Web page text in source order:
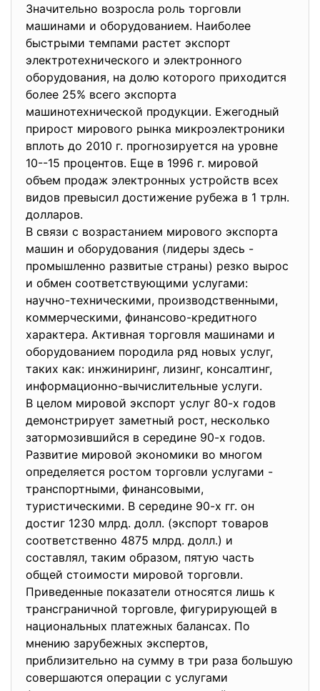
Значительно возросла роль торговли
машинами и оборудованием. Наиболее
быстрыми темпами растет экспорт
электротехнического и электронного
оборудования, на долю которого приходится
более 25% всего экспорта
машинотехнической продукции. Ежегодный
прирост мирового рынка микроэлектроники
вплоть до 2010 г. прогнозируется на уровне
10--15 процентов. Еще в 1996 г. мировой
объем продаж электронных устройств всех
видов превысил достижение рубежа в 1 трлн.
долларов.
В связи с возрастанием мирового экспорта
машин и оборудования (лидеры здесь -
промышленно развитые страны) резко вырос
и обмен соответствующими услугами:
научно-техническими, производственными,
коммерческими, финансово-кредитного
характера. Активная торговля машинами и
оборудованием породила ряд новых услуг,
таких как: инжиниринг, лизинг, консалтинг,
информационно-вычислительные услуги.
В целом мировой экспорт услуг 80-х годов
демонстрирует заметный рост, несколько
затормозившийся в середине 90-х годов.
Развитие мировой экономики во многом
определяется ростом торговли услугами -
транспортными, финансовыми,
туристическими. В середине 90-х гг. он
достиг 1230 млрд. долл. (экспорт товаров
соответственно 4875 млрд. долл.) и
составлял, таким образом, пятую часть
общей стоимости мировой торговли.
Приведенные показатели относятся лишь к
трансграничной торговле, фигурирующей в
национальных платежных балансах. По
мнению зарубежных экспертов,
приблизительно на сумму в три раза большую
совершаются операции с услугами